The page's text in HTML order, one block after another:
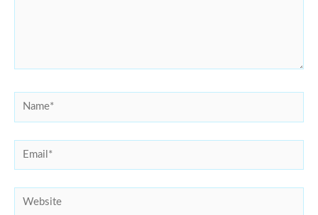
Name*
Email*
Website